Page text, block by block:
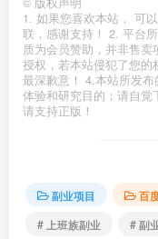
1. 如果您喜欢本站， 可
联，感谢支持！ 2. 平台
质为会员赞助，并非售
授权，若本站侵犯了您
最深歉意！ 4.本站所发
体验和研究目的；请自
请支持正版！
副业项目
百
# 上班族副业
# 副